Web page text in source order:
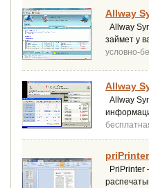
Allway
Allway
займет у
условно-
Allway
Allway
PriPrinter